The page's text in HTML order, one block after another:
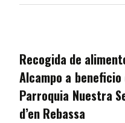
Recogida de
Alcampo a
Parroquia Nuestra
d’en Rebassa